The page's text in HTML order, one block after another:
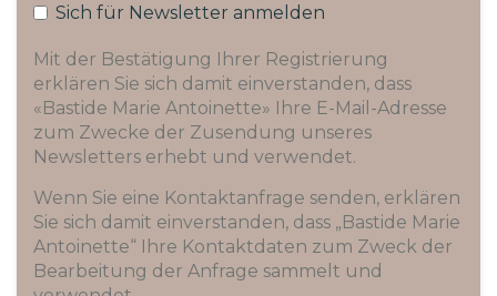
Sich für Newsletter anmelden
Mit der Bestätigung Ihrer Registrierung
erklären Sie sich damit einverstanden, dass
«Bastide Marie Antoinette» Ihre E-Mail-Adresse
zum Zwecke der Zusendung unseres
Newsletters erhebt und verwendet.
Wenn Sie eine Kontaktanfrage senden, erklären
Sie sich damit einverstanden, dass „Bastide Marie
Antoinette“ Ihre Kontaktdaten zum Zweck der
Bearbeitung der Anfrage sammelt und